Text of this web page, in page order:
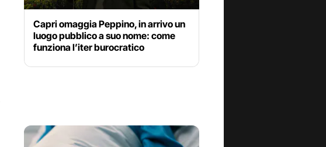
Capri omaggia Peppino, in arrivo un
luogo pubblico a suo nome: come
funziona l’iter burocratico